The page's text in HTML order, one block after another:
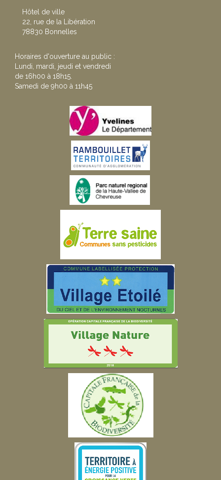
Hôtel de ville
22, rue de la Libération
78830 Bonnelles
Horaires d'ouverture au public :
Lundi, mardi, jeudi et vendredi
de 16h00 à 18h15.
Samedi de 9h00 à 11h45